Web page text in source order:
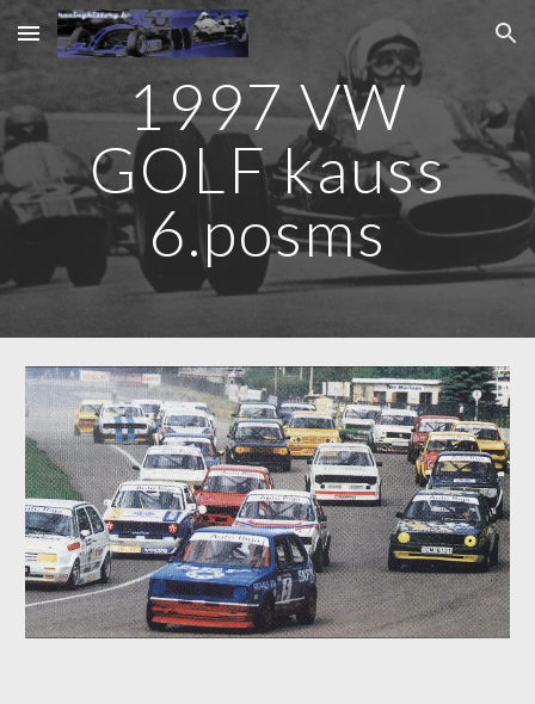
Skip to main content Skip to navigation
1997 VW
GOLF kauss
6.posms